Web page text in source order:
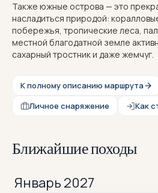
Также южные острова — это
насладиться природой:
побережья, тропические леса,
местной благодатной земле
сахарный тростник и даже жемчуг.
Личное снаряжение Как
К полному описанию маршрута
Ближайшие походы
Январь 2027